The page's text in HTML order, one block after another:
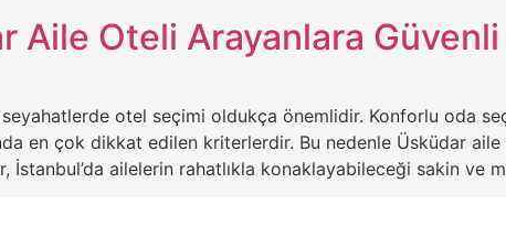
Aile Oteli Arayanlara
seyahatlerde otel seçimi oldukça önemlidir. Konforlu oda
en çok dikkat edilen kriterlerdir. Bu nedenle Üsküdar
İstanbul’da ailelerin rahatlıkla konaklayabileceği sakin